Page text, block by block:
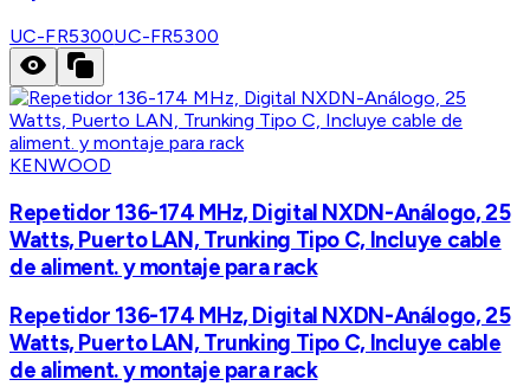
UC-FR5300UC-FR5300
KENWOOD
Repetidor 136-174 MHz, Digital NXDN-Análogo, 25
Watts, Puerto LAN, Trunking Tipo C, Incluye cable
de aliment. y montaje para rack
Repetidor 136-174 MHz, Digital NXDN-Análogo, 25
Watts, Puerto LAN, Trunking Tipo C, Incluye cable
de aliment. y montaje para rack